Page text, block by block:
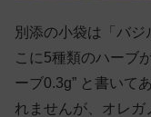
別添の小袋は「バジ
こに5種類のハーブ
ーブ0.3g” と書いて
れませんが、オレ